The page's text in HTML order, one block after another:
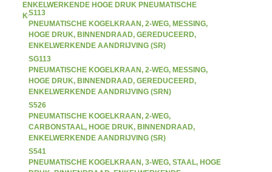
ENKELWERKENDE HOGE DRUK PNEUMATISCHE
KOGELKRANEN
S113
PNEUMATISCHE KOGELKRAAN, 2-WEG, MESSING,
HOGE DRUK, BINNENDRAAD, GEREDUCEERD,
ENKELWERKENDE AANDRIJVING (SR)
SG113
PNEUMATISCHE KOGELKRAAN, 2-WEG, MESSING,
HOGE DRUK, BINNENDRAAD, GEREDUCEERD,
ENKELWERKENDE AANDRIJVING (SRN)
S526
PNEUMATISCHE KOGELKRAAN, 2-WEG,
CARBONSTAAL, HOGE DRUK, BINNENDRAAD,
ENKELWERKENDE AANDRIJVING (SR)
S541
PNEUMATISCHE KOGELKRAAN, 3-WEG, STAAL, HOGE